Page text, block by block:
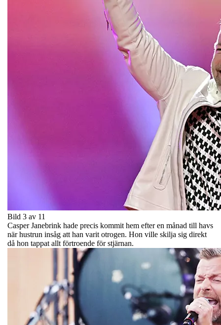
Bild 3 av 11
Casper Janebrink hade precis kommit hem efter en månad till havs
när hustrun insåg att han varit otrogen. Hon ville skilja sig direkt
då hon tappat allt förtroende för stjärnan.